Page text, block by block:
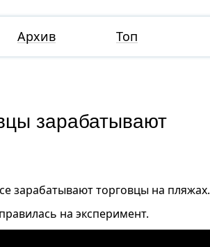
Архив Топ
зарабатывают
зарабатывают торговцы на пляжах.
на эксперимент.